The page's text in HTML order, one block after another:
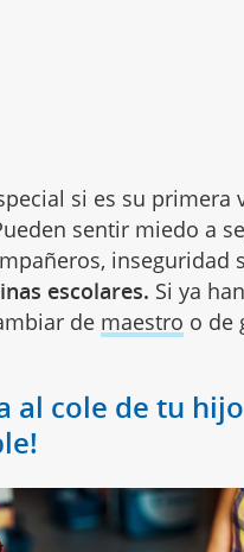
si es su primera
sentir miedo a
inseguridad
escolares. Si ya
de maestro o de
al cole de tu